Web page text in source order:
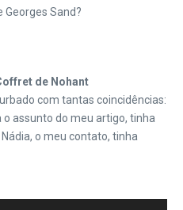
Georges Sand?
de Nohant
com tantas coincidências:
o assunto do meu artigo, tinha
o meu contato, tinha